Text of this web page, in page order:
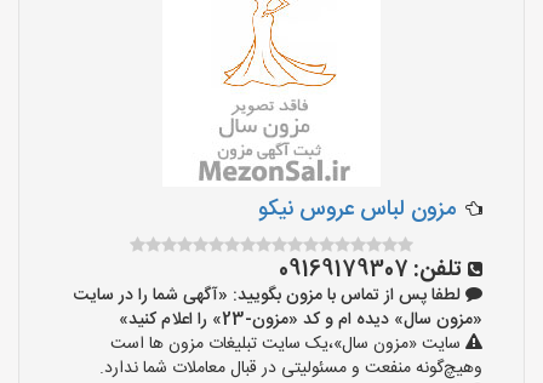
مزون لباس عروس نیکو
تلفن: 09169179307
لطفا پس از تماس با مزون بگویید: «آگهی شما را در سایت
«مزون سال» دیده ام و کد «مزون-23» را اعلام کنید»
سایت «مزون سال»،یک سایت تبلیغات مزون ها است
وهیچ‌گونه منفعت و مسئولیتی در قبال معاملات شما ندارد.